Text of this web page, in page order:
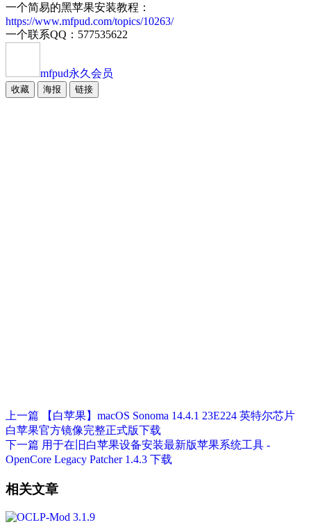
一个简易的黑苹果安装教程：
https://www.mfpud.com/topics/10263/
一个联系QQ：577535622
mfpud永久会员
收藏 海报 链接
上一篇
【白苹果】macOS Sonoma 14.4.1 23E224 英特尔芯片
白苹果官方镜像完整正式版下载
下一篇 用于在旧白苹果设备安装最新版苹果系统工具 -
OpenCore Legacy Patcher 1.4.3 下载
相关文章